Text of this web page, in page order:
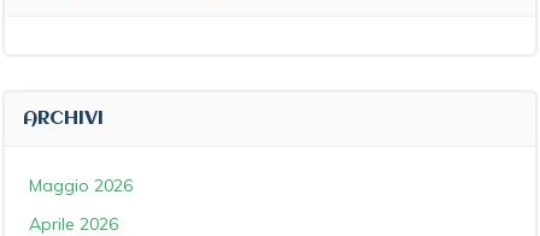
ARCHIVI
Maggio 2026
Aprile 2026